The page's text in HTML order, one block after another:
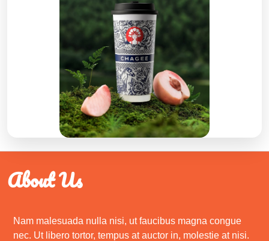
About Us
Nam malesuada nulla nisi, ut faucibus magna congue
nec. Ut libero tortor, tempus at auctor in, molestie at nisi.